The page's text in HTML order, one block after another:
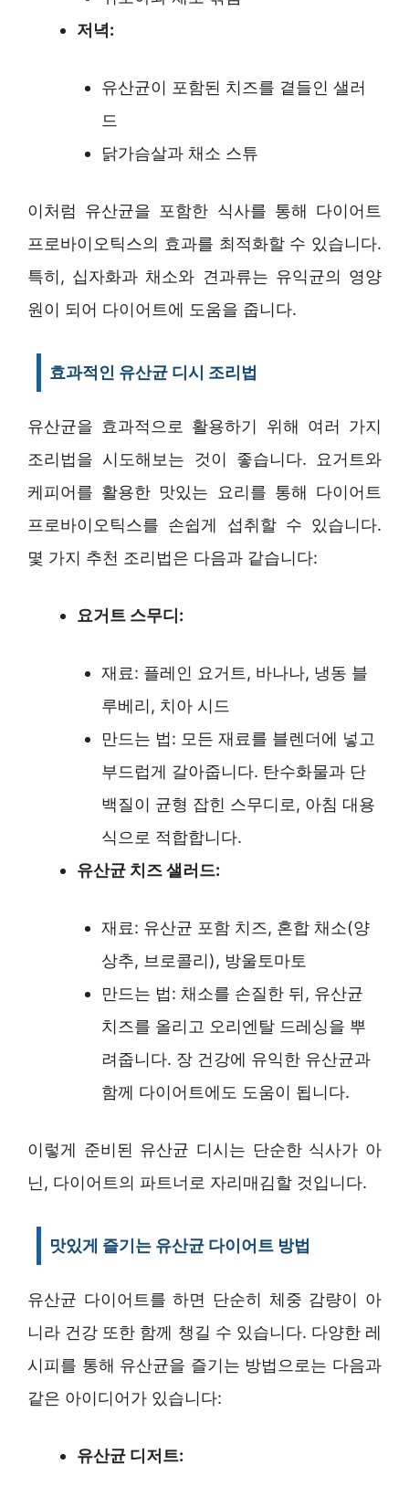
저녁:
유산균이 포함된 치즈를 곁들인 샐러
드
닭가슴살과 채소 스튜
이처럼 유산균을 포함한 식사를 통해 다이어트
프로바이오틱스의 효과를 최적화할 수 있습니다.
특히, 십자화과 채소와 견과류는 유익균의 영양
원이 되어 다이어트에 도움을 줍니다.
효과적인 유산균 디시 조리법
유산균을 효과적으로 활용하기 위해 여러 가지
조리법을 시도해보는 것이 좋습니다. 요거트와
케피어를 활용한 맛있는 요리를 통해 다이어트
프로바이오틱스를 손쉽게 섭취할 수 있습니다.
몇 가지 추천 조리법은 다음과 같습니다:
요거트 스무디:
재료: 플레인 요거트, 바나나, 냉동 블
루베리, 치아 시드
만드는 법: 모든 재료를 블렌더에 넣고
부드럽게 갈아줍니다. 탄수화물과 단
백질이 균형 잡힌 스무디로, 아침 대용
식으로 적합합니다.
유산균 치즈 샐러드:
재료: 유산균 포함 치즈, 혼합 채소(양
상추, 브로콜리), 방울토마토
만드는 법: 채소를 손질한 뒤, 유산균
치즈를 올리고 오리엔탈 드레싱을 뿌
려줍니다. 장 건강에 유익한 유산균과
함께 다이어트에도 도움이 됩니다.
이렇게 준비된 유산균 디시는 단순한 식사가 아
닌, 다이어트의 파트너로 자리매김할 것입니다.
맛있게 즐기는 유산균 다이어트 방법
유산균 다이어트를 하면 단순히 체중 감량이 아
니라 건강 또한 함께 챙길 수 있습니다. 다양한 레
시피를 통해 유산균을 즐기는 방법으로는 다음과
같은 아이디어가 있습니다:
유산균 디저트: